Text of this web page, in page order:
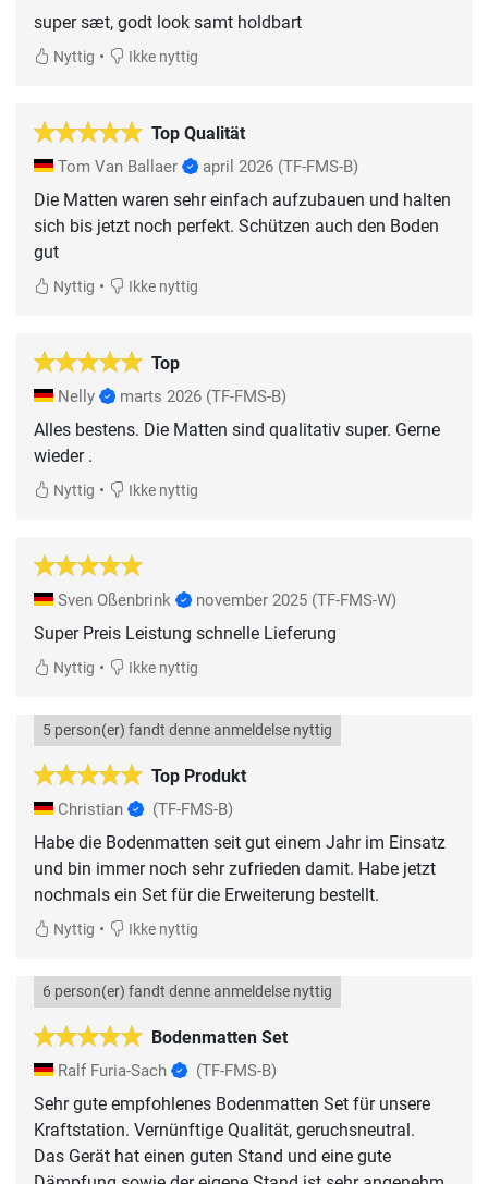
super sæt, godt look samt holdbart
Nyttig • Ikke nyttig
Top Qualität
Tom Van Ballaer april 2026 (TF-FMS-B)
Die Matten waren sehr einfach aufzubauen und halten
sich bis jetzt noch perfekt. Schützen auch den Boden
gut
Nyttig • Ikke nyttig
Top
Nelly marts 2026 (TF-FMS-B)
Alles bestens. Die Matten sind qualitativ super. Gerne
wieder .
Nyttig • Ikke nyttig
Sven Oßenbrink november 2025 (TF-FMS-W)
Super Preis Leistung schnelle Lieferung
Nyttig • Ikke nyttig
Top Produkt
5 person(er) fandt denne anmeldelse nyttig
Christian (TF-FMS-B)
Habe die Bodenmatten seit gut einem Jahr im Einsatz
und bin immer noch sehr zufrieden damit. Habe jetzt
nochmals ein Set für die Erweiterung bestellt.
Nyttig • Ikke nyttig
Bodenmatten Set
6 person(er) fandt denne anmeldelse nyttig
Ralf Furia-Sach (TF-FMS-B)
Sehr gute empfohlenes Bodenmatten Set für unsere
Kraftstation. Vernünftige Qualität, geruchsneutral.
Das Gerät hat einen guten Stand und eine gute